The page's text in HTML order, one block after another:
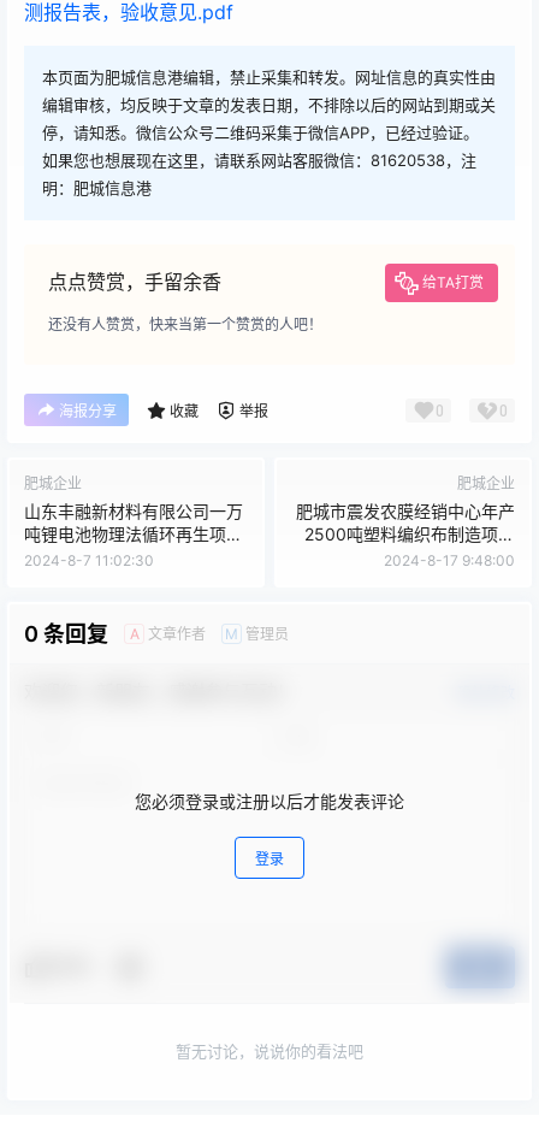
测报告表，验收意见.pdf
本页面为肥城信息港编辑，禁止采集和转发。网址信息的真实性由
编辑审核，均反映于文章的发表日期，不排除以后的网站到期或关
停，请知悉。微信公众号二维码采集于微信APP，已经过验证。
如果您也想展现在这里，请联系网站客服微信：81620538，注
明：肥城信息港
点点赞赏，手留余香 给TA打赏
还没有人赞赏，快来当第一个赞赏的人吧！
海报分享 收藏 举报 0 0
肥城企业
山东丰融新材料有限公司一万
吨锂电池物理法循环再生项目
通过环境保护验收工作的公示
2024-8-7 11:02:30
肥城企业
肥城市震发农膜经销中心年产
2500吨塑料编织布制造项目
（一期）通过环境保护验收工
2024-8-17 9:48:00
0 条回复 A 文章作者 M 管理员
您必须登录或注册以后才能发表评论
登录
暂无讨论，说说你的看法吧